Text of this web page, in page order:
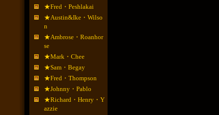
★Fred・Peshlakai
★Austin&Ike・Wilso
n
★Ambrose・Roanhor
se
★Mark・Chee
★Sam・Begay
★Fred・Thompson
★Johnny・Pablo
★Richard・Henry・Y
azzie